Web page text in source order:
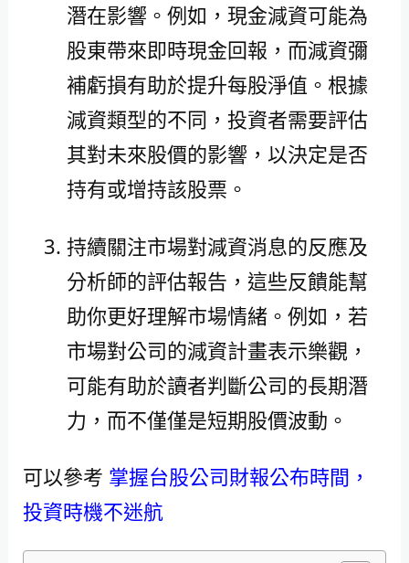
潛在影響。例如，現金減資可能為
股東帶來即時現金回報，而減資彌
補虧損有助於提升每股淨值。根據
減資類型的不同，投資者需要評估
其對未來股價的影響，以決定是否
持有或增持該股票。
持續關注市場對減資消息的反應及
分析師的評估報告，這些反饋能幫
助你更好理解市場情緒。例如，若
市場對公司的減資計畫表示樂觀，
可能有助於讀者判斷公司的長期潛
力，而不僅僅是短期股價波動。
可以參考 掌握台股公司財報公布時間，
投資時機不迷航